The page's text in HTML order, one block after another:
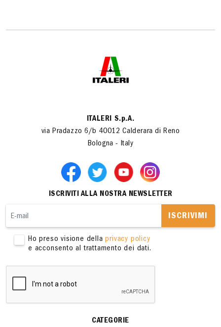
ITALERI S.p.A.
via Pradazzo 6/b 40012 Calderara di Reno
ISCRIVITI ALLA NOSTRA NEWSLETTER
ISCRIVIMI
Ho preso visione dellaprivacy policy